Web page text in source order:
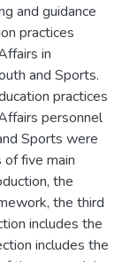
and guidance
practices
in
and Sports.
practices
personnel
Sports were
five main
the
the third
includes the
includes the